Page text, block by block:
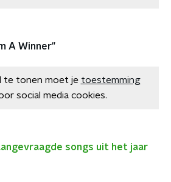
A Winner"
te tonen moet je toestemming
social media cookies.
songs uit het jaar